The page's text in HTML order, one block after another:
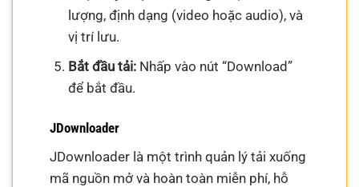
lượng, định dạng (video hoặc audio), và
vị trí lưu.
Bắt đầu tải:Nhấp vào nút “Download”
để bắt đầu.
JDownloader
JDownloader là một trình quản lý tải xuống
mã nguồn mở và hoàn toàn miễn phí, hỗ